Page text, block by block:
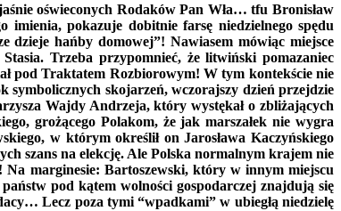
oświeconych Rodaków Pan Wła… tfu Bronisław
pokazuje dobitnie farsę niedzielnego spędu
dzieje hańby domowej”! Nawiasem mówiąc miejsce
Trzeba przypomnieć, że litwiński pomazaniec
pod Traktatem Rozbiorowym! W tym kontekście nie
symbolicznych skojarzeń, wczorajszy dzień przejdzie
Wajdy Andrzeja, który wystękał o zbliżających
grożącego Polakom, że jak marszałek nie wygra
w którym określił on Jarosława Kaczyńskiego
szans na elekcję. Ale Polska normalnym krajem nie
Na marginesie: Bartoszewski, który w innym miejscu
pod kątem wolności gospodarczej znajdują się
Lecz poza tymi “wpadkami” w ubiegłą niedzielę